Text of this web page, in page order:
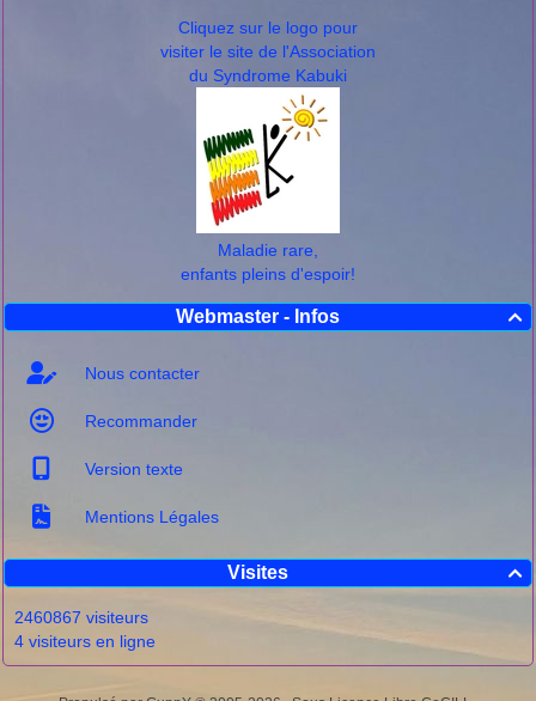
Cliquez sur le logo pour
visiter le site de l'Association
du Syndrome Kabuki
Maladie rare,
enfants pleins d'espoir!

Webmaster - Infos
Nous contacter
Recommander
Version texte
Mentions Légales

Visites
2460867 visiteurs
4 visiteurs en ligne